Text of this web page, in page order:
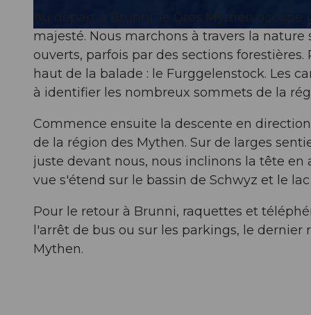
© Ybrig Tourismus
Au départ à Brunni, le Gros Mythen
majesté. Nous marchons à travers la
ouverts, parfois par des sections
haut de la balade : le Furggelenstock. Les
à identifier les nombreux sommets de la
Commence ensuite la descente en
de la région des Mythen. Sur de larges
juste devant nous, nous inclinons la tête en
vue s'étend sur le bassin de Schwyz et le
Pour le retour à Brunni, raquettes et
l'arrêt de bus ou sur les parkings, le
Mythen.